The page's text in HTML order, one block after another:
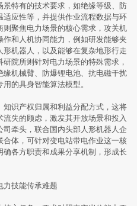
特有的技术要求，如绝缘等级、防
应性等，并提供作业流程数据与环
聚焦电力场景的核心需求，攻关机
和人机协同能力，例如研发能够夹
机器人，以及能够在复杂地形行走
院所则针对电力场景的特殊需求，
机械臂、防爆锂电池、抗电磁干扰
的具身智能算法模型。
识产权归属和利益分配方式，这将
失的顾虑，激发其开放场景和投入
牵头，联合国内头部人形机器人企
体，可针对变电站带电作业这一核
各方职责和成果分享机制，形成长
力技能传承难题